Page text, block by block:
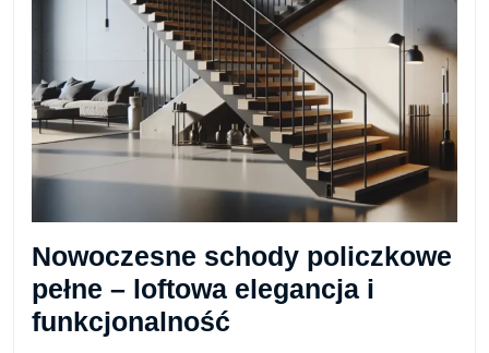
Nowoczesne schody policzkowe
pełne – loftowa elegancja i
funkcjonalność